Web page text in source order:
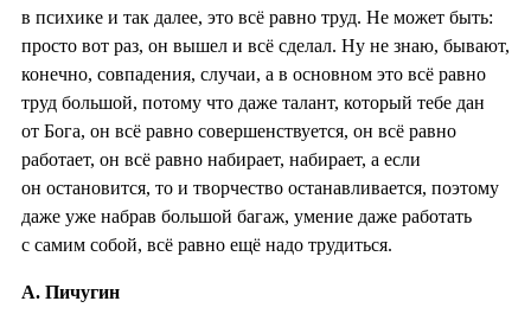
в психике и так далее, это всё равно труд. Не может быть:
просто вот раз, он вышел и всё сделал. Ну не знаю, бывают,
конечно, совпадения, случаи, а в основном это всё равно
труд большой, потому что даже талант, который тебе дан
от Бога, он всё равно совершенствуется, он всё равно
работает, он всё равно набирает, набирает, а если
он остановится, то и творчество останавливается, поэтому
даже уже набрав большой багаж, умение даже работать
с самим собой, всё равно ещё надо трудиться.
А. Пичугин